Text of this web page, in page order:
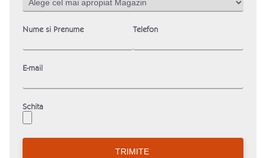
Nume si Prenume Telefon
E-mail
Schita